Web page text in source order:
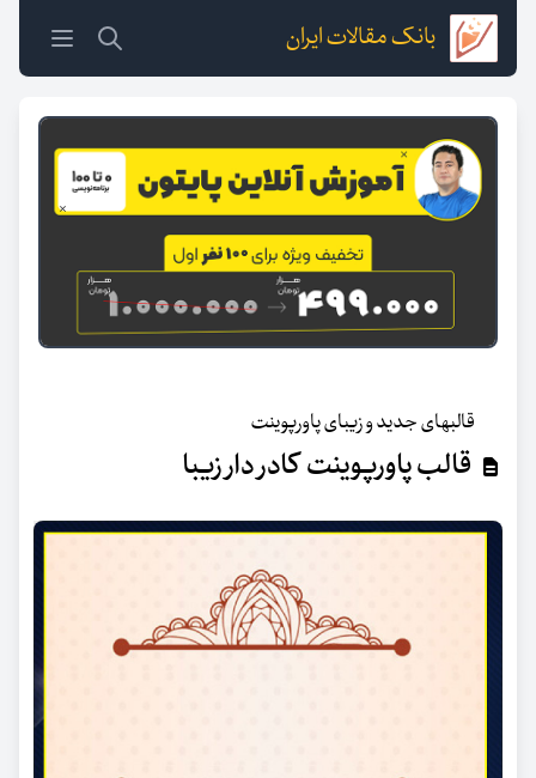
بانک مقالات ایران
قالبهای جدید و زیبای پاورپوینت
قالب پاورپوینت کادر دار زیبا